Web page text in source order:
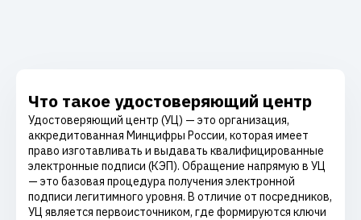
Что такое удостоверяющий центр
Удостоверяющий центр (УЦ) — это организация,
аккредитованная Минцифры России, которая имеет
право изготавливать и выдавать квалифицированные
электронные подписи (КЭП). Обращение напрямую в УЦ
— это базовая процедура получения электронной
подписи легитимного уровня. В отличие от посредников,
УЦ является первоисточником, где формируются ключи